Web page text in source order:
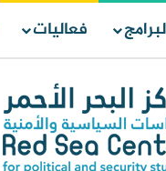
فعاليات